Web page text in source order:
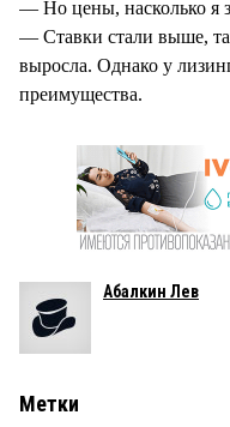
— Но цены, насколько я
— Ставки стали выше,
выросла. Однако у
преимущества.
Абалкин Лев
Метки